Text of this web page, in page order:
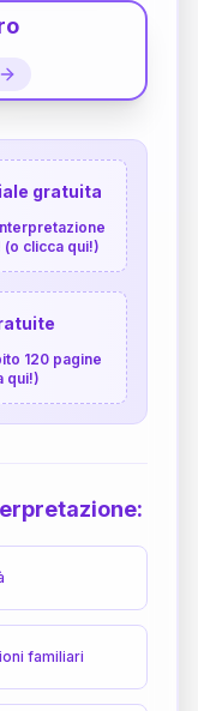
gratuita
clicca qui!)
120 pagine
qui!)
familiari